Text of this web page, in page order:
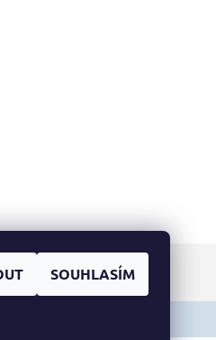
SOUHLASÍM